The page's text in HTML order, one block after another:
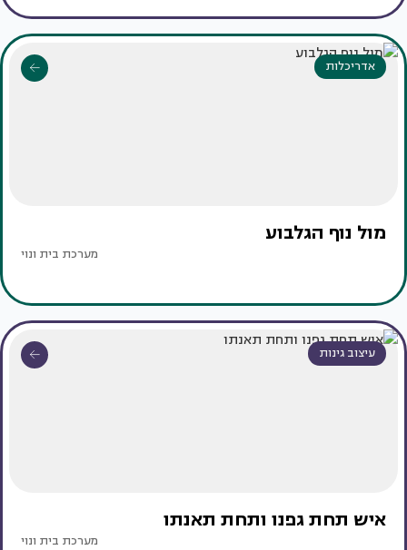
אדריכלות
מול נוף הגלבוע
מערכת בית ונוי
עיצוב גינות
איש תחת גפנו ותחת תאנתו
מערכת בית ונוי